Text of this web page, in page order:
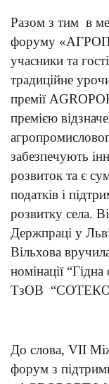
Разом з тим в
форуму
учасники та
традиційне
премії
премією
забезпечують
розвиток та є
податків і
розвитку села.
Держпраці у
Вільхова
номінації
ТзОВ “СОТЕКО”
До слова, VІІ
форум з